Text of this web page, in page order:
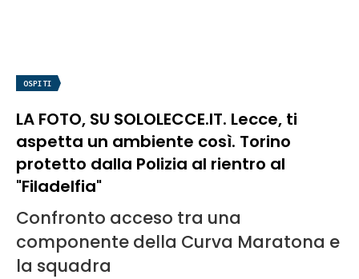
OSPITI
LA FOTO, SU SOLOLECCE.IT. Lecce, ti
aspetta un ambiente così. Torino
protetto dalla Polizia al rientro al
"Filadelfia"
Confronto acceso tra una
componente della Curva Maratona e
la squadra